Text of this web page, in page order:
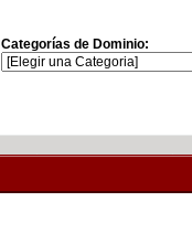
Categorías de Dominio: